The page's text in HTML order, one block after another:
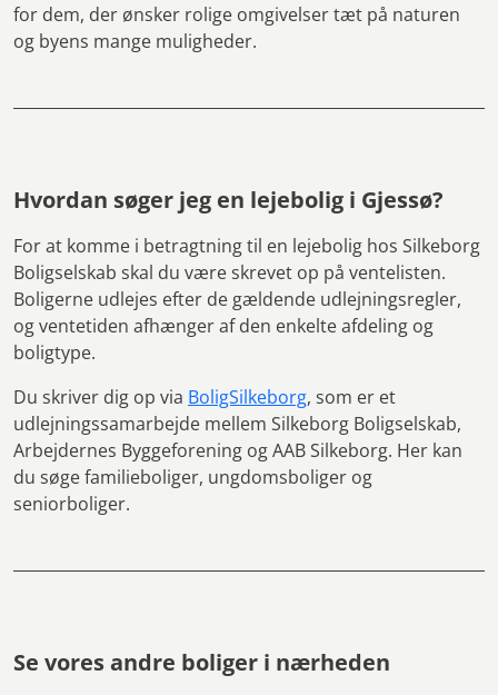
for dem, der ønsker rolige omgivelser tæt på naturen
og byens mange muligheder.
Hvordan søger jeg en lejebolig i Gjessø?
For at komme i betragtning til en lejebolig hos Silkeborg
Boligselskab skal du være skrevet op på ventelisten.
Boligerne udlejes efter de gældende udlejningsregler,
og ventetiden afhænger af den enkelte afdeling og
boligtype.
Du skriver dig op via BoligSilkeborg, som er et
udlejningssamarbejde mellem Silkeborg Boligselskab,
Arbejdernes Byggeforening og AAB Silkeborg. Her kan
du søge familieboliger, ungdomsboliger og
seniorboliger.
Se vores andre boliger i nærheden